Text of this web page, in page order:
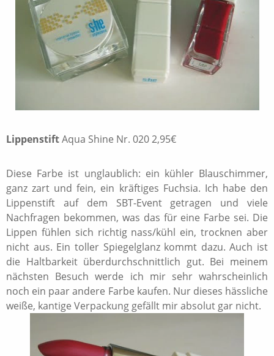
LippenstiftAqua Shine Nr. 020 2,95€
Diese Farbe ist unglaublich: ein kühler Blauschimmer,
ganz zart und fein, ein kräftiges Fuchsia. Ich habe den
Lippenstift auf dem SBT-Event getragen und viele
Nachfragen bekommen, was das für eine Farbe sei. Die
Lippen fühlen sich richtig nass/kühl ein, trocknen aber
nicht aus. Ein toller Spiegelglanz kommt dazu. Auch ist
die Haltbarkeit überdurchschnittlich gut. Bei meinem
nächsten Besuch werde ich mir sehr wahrscheinlich
noch ein paar andere Farbe kaufen. Nur dieses hässliche
weiße, kantige Verpackung gefällt mir absolut gar nicht.